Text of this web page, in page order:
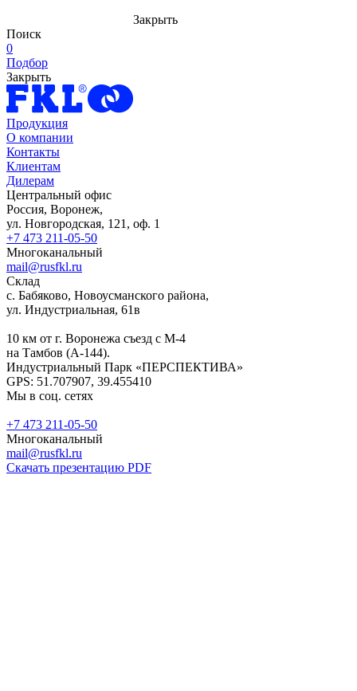
Закрыть
Поиск
0
Подбор
Закрыть
Продукция
О компании
Контакты
Клиентам
Дилерам
Центральный офис
Россия, Воронеж,
ул. Новгородская, 121, оф. 1
+7 473 211-05-50
Многоканальный
mail@rusfkl.ru
Склад
с. Бабяково, Новоусманского района,
ул. Индустриальная, 61в
10 км от г. Воронежа съезд с М-4
на Тамбов (А-144).
Индустриальный Парк «ПЕРСПЕКТИВА»
GPS: 51.707907, 39.455410
Мы в соц. сетях
+7 473 211-05-50
Многоканальный
mail@rusfkl.ru
Скачать презентацию PDF